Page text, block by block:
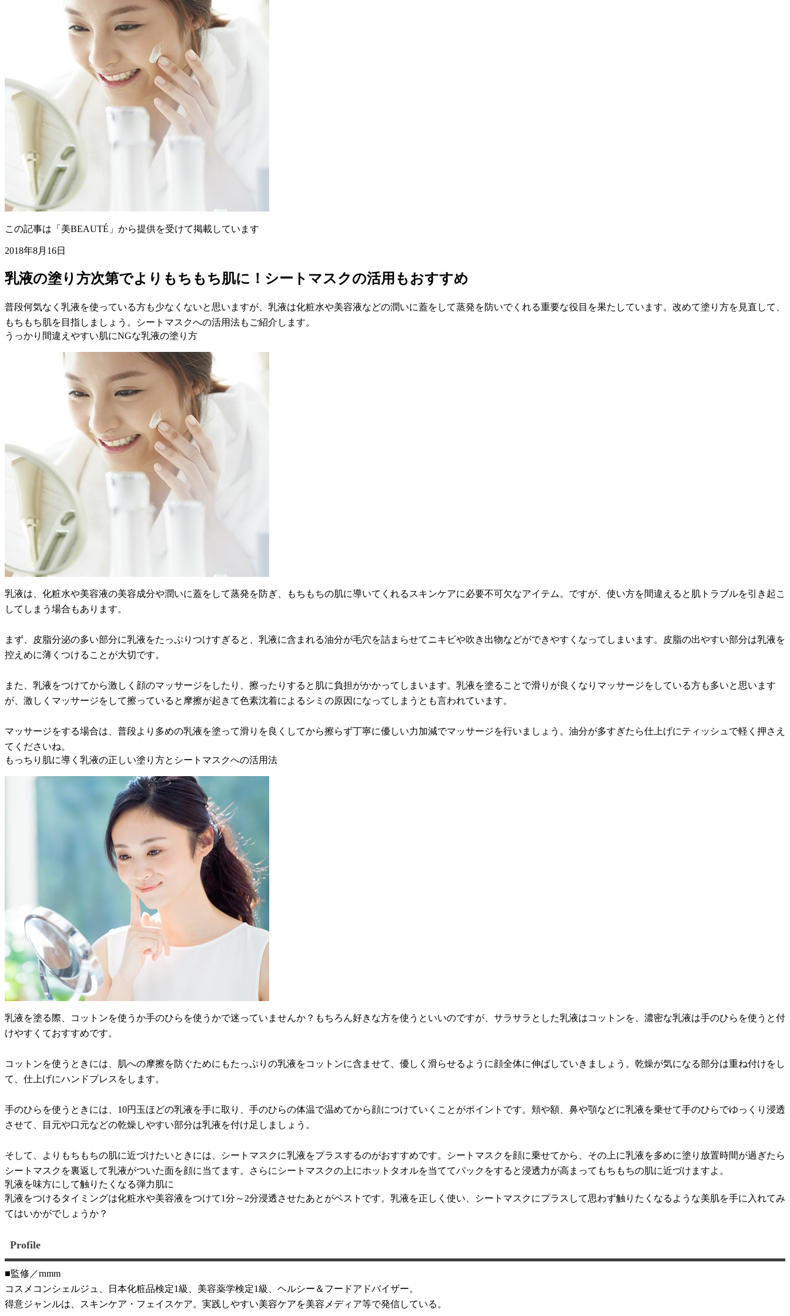
この記事は「美BEAUTÉ」から提供を受けて掲載しています
2018年8月16日
乳液の塗り方次第でよりもちもち肌に！シートマスクの活用もおすすめ
普段何気なく乳液を使っている方も少なくないと思いますが、乳液は化粧水や美容液などの潤いに蓋をして蒸発を防いでくれる重要な役目を果たしています。改めて塗り方を見直して、
もちもち肌を目指しましょう。シートマスクへの活用法もご紹介します。
うっかり間違えやすい肌にNGな乳液の塗り方
乳液は、化粧水や美容液の美容成分や潤いに蓋をして蒸発を防ぎ、もちもちの肌に導いてくれるスキンケアに必要不可欠なアイテム。ですが、使い方を間違えると肌トラブルを引き起こ
してしまう場合もあります。
まず、皮脂分泌の多い部分に乳液をたっぷりつけすぎると、乳液に含まれる油分が毛穴を詰まらせてニキビや吹き出物などができやすくなってしまいます。皮脂の出やすい部分は乳液を
控えめに薄くつけることが大切です。
また、乳液をつけてから激しく顔のマッサージをしたり、擦ったりすると肌に負担がかかってしまいます。乳液を塗ることで滑りが良くなりマッサージをしている方も多いと思います
が、激しくマッサージをして擦っていると摩擦が起きて色素沈着によるシミの原因になってしまうとも言われています。
マッサージをする場合は、普段より多めの乳液を塗って滑りを良くしてから擦らず丁寧に優しい力加減でマッサージを行いましょう。油分が多すぎたら仕上げにティッシュで軽く押さえ
てくださいね。
もっちり肌に導く乳液の正しい塗り方とシートマスクへの活用法
乳液を塗る際、コットンを使うか手のひらを使うかで迷っていませんか？もちろん好きな方を使うといいのですが、サラサラとした乳液はコットンを、濃密な乳液は手のひらを使うと付
けやすくておすすめです。
コットンを使うときには、肌への摩擦を防ぐためにもたっぷりの乳液をコットンに含ませて、優しく滑らせるように顔全体に伸ばしていきましょう。乾燥が気になる部分は重ね付けをし
て、仕上げにハンドプレスをします。
手のひらを使うときには、10円玉ほどの乳液を手に取り、手のひらの体温で温めてから顔につけていくことがポイントです。頬や額、鼻や顎などに乳液を乗せて手のひらでゆっくり浸透
させて、目元や口元などの乾燥しやすい部分は乳液を付け足しましょう。
そして、よりもちもちの肌に近づけたいときには、シートマスクに乳液をプラスするのがおすすめです。シートマスクを顔に乗せてから、その上に乳液を多めに塗り放置時間が過ぎたら
シートマスクを裏返して乳液がついた面を顔に当てます。さらにシートマスクの上にホットタオルを当ててパックをすると浸透力が高まってもちもちの肌に近づけますよ。
乳液を味方にして触りたくなる弾力肌に
乳液をつけるタイミングは化粧水や美容液をつけて1分～2分浸透させたあとがベストです。乳液を正しく使い、シートマスクにプラスして思わず触りたくなるような美肌を手に入れてみ
てはいかがでしょうか？
Profile
■監修／rnmm
コスメコンシェルジュ、日本化粧品検定1級、美容薬学検定1級、ヘルシー＆フードアドバイザー。
得意ジャンルは、スキンケア・フェイスケア。実践しやすい美容ケアを美容メディア等で発信している。